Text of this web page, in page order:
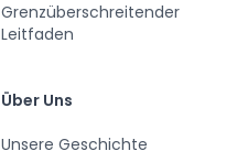
Grenzüberschreitender
Leitfaden
Über Uns
Unsere Geschichte